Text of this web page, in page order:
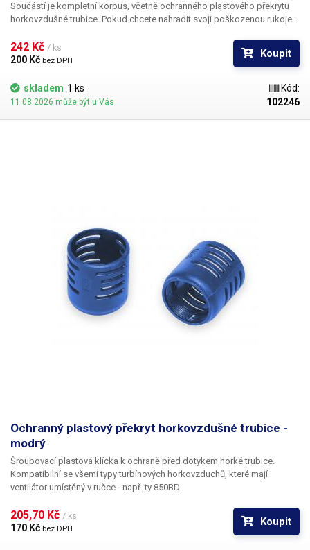
Funkce prodloužení
Potenciál hrotu proti
zemnění
Typ pájecího pera
Váha balení [kg]: 3.8 kg
Součástí je kompletní korpus, včetně ochranného plastového překrytu
horkovzdušné trubice. Pokud chcete nahradit svoji poškozenou rukojeť
Vyrobeno z tvrzeného plastu. Kovový tubus ani vnitřní elektronika není
součástí.
242 Kč / ks
200 Kč bez DPH
Koupit
skladem 1 ks
11.08.2026 může být u Vás
Kód:
102246
Ochranný plastový překryt horkovzdušné trubice -
modrý
Šroubovací plastová klícka k ochraně před dotykem horké trubice.
Kompatibilní se všemi typy turbínových horkovzduchů, které mají
ventilátor umístěný v ručce - např. ty 850BD.
205,70 Kč / ks
170 Kč bez DPH
Koupit